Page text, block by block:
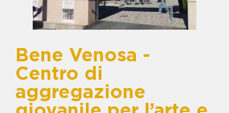
MAMMA
BENE COMPAGNONE
BENE D'ALESSANDRO -
BENE DIANA - COMUNITÀ
RESIDENZIALE PER MINORI IN
AREA PENALE
BENE ELIO DIANA - TERRENO
AGRICOLO
BENE ERNESTO BARDELLINO -
VISITA LA GALLERY
Bene Venosa -
Centro di
aggregazione